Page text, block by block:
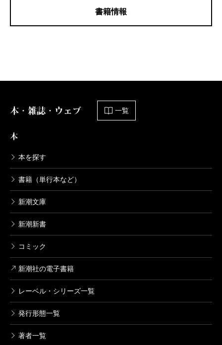
書籍情報
本・雑誌・ウェブ 一覧
本
本を探す
書籍（単行本など）
新潮文庫
新潮新書
コミック
新潮社の電子書籍
レーベル・シリーズ一覧
発行形態一覧
著者一覧